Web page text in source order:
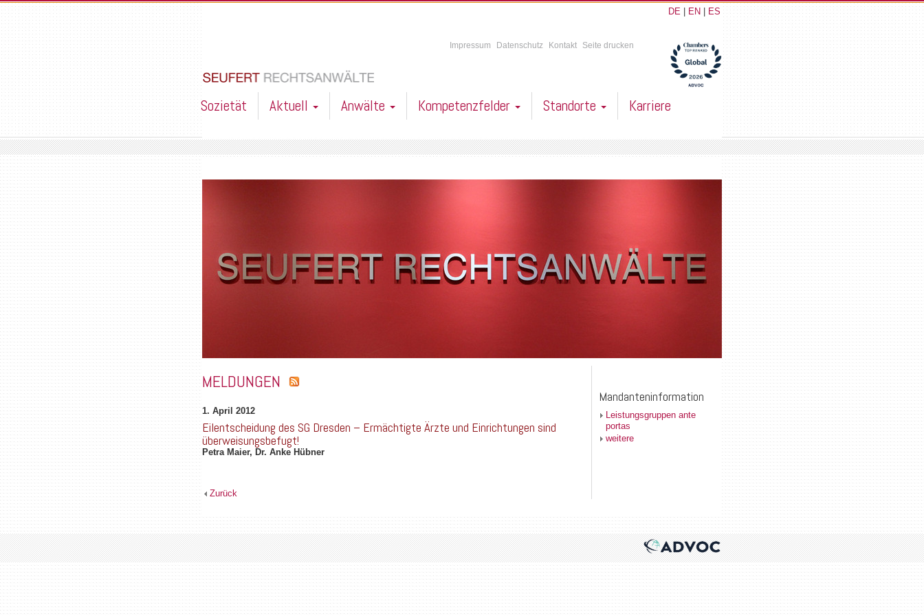
DE EN ES
Impressum Datenschutz Kontakt Seite drucken
Sozietät Aktuell Anwälte Kompetenzfelder Standorte Karriere
MELDUNGEN
1. April 2012
Eilentscheidung des SG Dresden – Ermächtigte Ärzte und Einrichtungen sind
überweisungsbefugt!
Petra Maier, Dr. Anke Hübner
Zurück
Mandanteninformation
Leistungsgruppen ante
portas
weitere